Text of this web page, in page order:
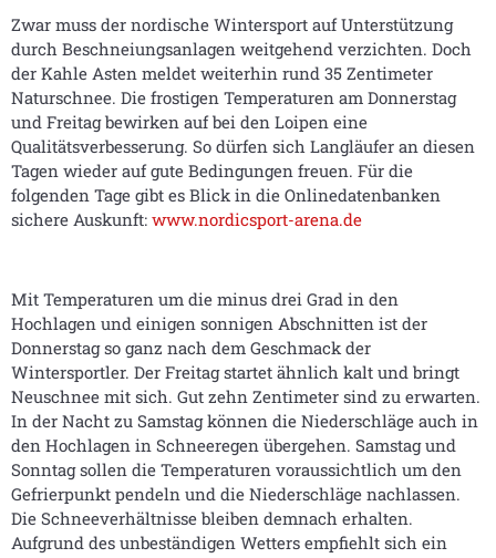
Zwar muss der nordische Wintersport auf Unterstützung
durch Beschneiungsanlagen weitgehend verzichten. Doch
der Kahle Asten meldet weiterhin rund 35 Zentimeter
Naturschnee. Die frostigen Temperaturen am Donnerstag
und Freitag bewirken auf bei den Loipen eine
Qualitätsverbesserung. So dürfen sich Langläufer an diesen
Tagen wieder auf gute Bedingungen freuen. Für die
folgenden Tage gibt es Blick in die Onlinedatenbanken
sichere Auskunft: www.nordicsport-arena.de
Mit Temperaturen um die minus drei Grad in den
Hochlagen und einigen sonnigen Abschnitten ist der
Donnerstag so ganz nach dem Geschmack der
Wintersportler. Der Freitag startet ähnlich kalt und bringt
Neuschnee mit sich. Gut zehn Zentimeter sind zu erwarten.
In der Nacht zu Samstag können die Niederschläge auch in
den Hochlagen in Schneeregen übergehen. Samstag und
Sonntag sollen die Temperaturen voraussichtlich um den
Gefrierpunkt pendeln und die Niederschläge nachlassen.
Die Schneeverhältnisse bleiben demnach erhalten.
Aufgrund des unbeständigen Wetters empfiehlt sich ein